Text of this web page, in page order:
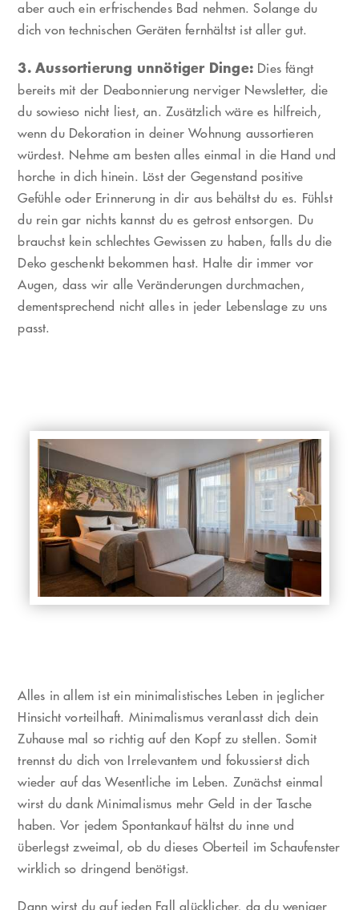
aber auch ein erfrischendes Bad nehmen. Solange du
dich von technischen Geräten fernhältst ist aller gut.
3. Aussortierung unnötiger Dinge: Dies fängt
bereits mit der Deabonnierung nerviger Newsletter, die
du sowieso nicht liest, an. Zusätzlich wäre es hilfreich,
wenn du Dekoration in deiner Wohnung aussortieren
würdest. Nehme am besten alles einmal in die Hand und
horche in dich hinein. Löst der Gegenstand positive
Gefühle oder Erinnerung in dir aus behältst du es. Fühlst
du rein gar nichts kannst du es getrost entsorgen. Du
brauchst kein schlechtes Gewissen zu haben, falls du die
Deko geschenkt bekommen hast. Halte dir immer vor
Augen, dass wir alle Veränderungen durchmachen,
dementsprechend nicht alles in jeder Lebenslage zu uns
passt.
Alles in allem ist ein minimalistisches Leben in jeglicher
Hinsicht vorteilhaft. Minimalismus veranlasst dich dein
Zuhause mal so richtig auf den Kopf zu stellen. Somit
trennst du dich von Irrelevantem und fokussierst dich
wieder auf das Wesentliche im Leben. Zunächst einmal
wirst du dank Minimalismus mehr Geld in der Tasche
haben. Vor jedem Spontankauf hältst du inne und
überlegst zweimal, ob du dieses Oberteil im Schaufenster
wirklich so dringend benötigst.
Dann wirst du auf jeden Fall glücklicher, da du weniger